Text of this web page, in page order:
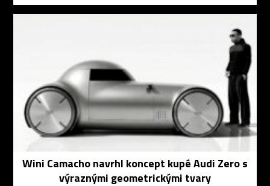
Wini Camacho navrhl koncept kupé Audi Zero s
výraznými geometrickými tvary